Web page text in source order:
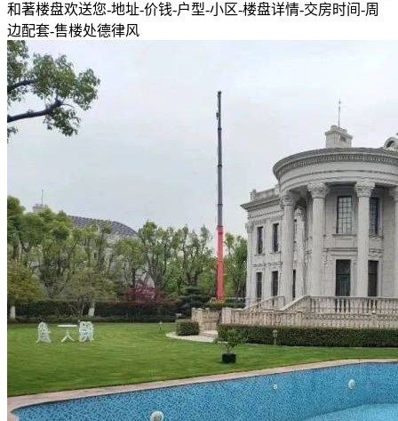
和著楼盘欢送您-地址-价钱-户型-小区-楼盘详情-交房时间-周
边配套-售楼处德律风